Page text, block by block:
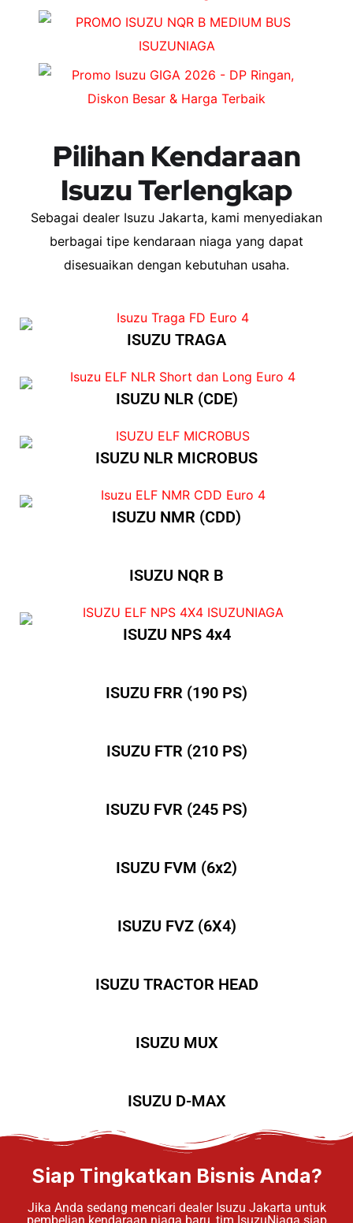
Pilihan Kendaraan
Isuzu Terlengkap
Sebagai dealer Isuzu Jakarta, kami menyediakan
berbagai tipe kendaraan niaga yang dapat
disesuaikan dengan kebutuhan usaha.
ISUZU TRAGA
ISUZU NLR (CDE)
ISUZU NLR MICROBUS
ISUZU NMR (CDD)
ISUZU NQR B
ISUZU NPS 4x4
ISUZU FRR (190 PS)
ISUZU FTR (210 PS)
ISUZU FVR (245 PS)
ISUZU FVM (6x2)
ISUZU FVZ (6X4)
ISUZU TRACTOR HEAD
ISUZU MUX
ISUZU D-MAX
Siap Tingkatkan Bisnis Anda?
Jika Anda sedang mencari dealer Isuzu Jakarta untuk